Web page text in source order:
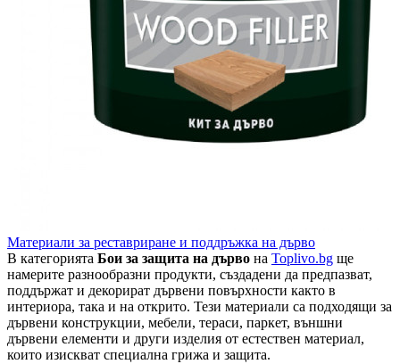
Материали за реставриране и поддръжка на дърво
В категорията Бои за защита на дърво на Toplivo.bg ще
намерите разнообразни продукти, създадени да предпазват,
поддържат и декорират дървени повърхности както в
интериора, така и на открито. Тези материали са подходящи за
дървени конструкции, мебели, тераси, паркет, външни
дървени елементи и други изделия от естествен материал,
които изискват специална грижа и защита.